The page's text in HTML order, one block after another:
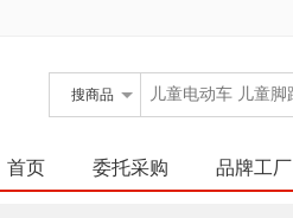
搜商品
首页 委托采购 品牌工厂